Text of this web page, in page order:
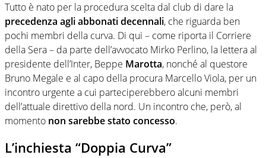
Tutto è nato per la procedura scelta dal club di dare la
precedenza agli abbonati decennali, che riguarda ben
pochi membri della curva. Di qui – come riporta il Corriere
della Sera – da parte dell’avvocato Mirko Perlino, la lettera al
presidente dell’Inter, Beppe Marotta, nonché al questore
Bruno Megale e al capo della procura Marcello Viola, per un
incontro urgente a cui parteciperebbero alcuni membri
dell’attuale direttivo della nord. Un incontro che, però, al
momento non sarebbe stato concesso.
L’inchiesta “Doppia Curva”